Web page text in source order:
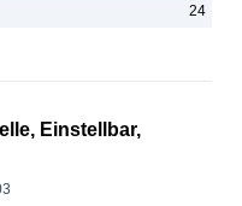
24
Einstellbar,